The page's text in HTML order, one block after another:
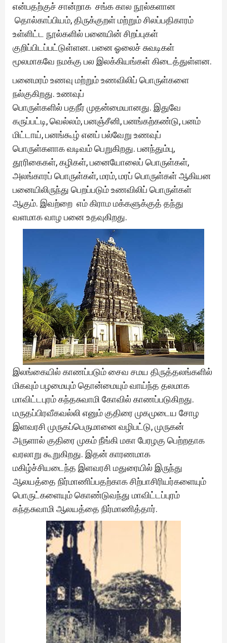
என்பதற்குச் சான்றாக சங்க கால நூல்களான
தொல்காப்பியம், திருக்குறள் மற்றும் சிலப்பதிகாரம்
உள்ளிட்ட நூல்களில் பனையின் சிறப்புகள்
குறிப்பிடப்பட்டுள்ளன. பனை ஓலைச் சுவடிகள்
மூலமாகவே நமக்கு பல இலக்கியங்கள் கிடைத்துள்ளன.
பனைமரம் உணவு மற்றும் உணவிலிப் பொருள்களை
நல்குகிறது. உணவுப்
பொருள்களில் பதநீர் முதன்மையானது. இதுவே
கருப்பட்டி, வெல்லம், பனஞ்சீனி, பனங்கற்கண்டு, பனம்
மிட்டாய், பனங்கூழ் எனப் பல்வேறு உணவுப்
பொருள்களாக வடிவம் பெறுகிறது. பனந்தும்பு,
தூரிகைகள், கழிகள், பனையோலைப் பொருள்கள்,
அலங்காரப் பொருள்கள், மரம், மரப் பொருள்கள் ஆகியன
பனையிலிருந்து பெறப்படும் உணவிலிப் பொருள்கள்
ஆகும். இவற்றை எம் கிராம மக்களுக்குத் தந்து
வளமாக வாழ பனை உதவுகிறது.
இலங்கையில் காணப்படும் சைவ சமய திருத்தலங்களில்
மிகவும் பழமையும் தொன்மையும் வாய்ந்த தலமாக
மாவிட்டபுரம் கந்தசுவாமி கோவில் காணப்படுகிறது.
மருதப்பிரவீகவல்லி எனும் குதிரை முகமுடைய சோழ
இளவரசி முருகப்பெருமானை வழிபட்டு, முருகன்
அருளால் குதிரை முகம் நீங்கி மகா பேரழகு பெற்றதாக
வரலாறு கூறுகிறது. இதன் காரணமாக
மகிழ்ச்சியடைந்த இளவரசி மதுரையில் இருந்து
ஆலயத்தை நிர்மாணிப்பதற்காக சிற்பாசிரியர்களையும்
பொருட்களையும் கொண்டுவந்து மாவிட்டப்புரம்
கந்தசுவாமி ஆலயத்தை நிர்மாணித்தார்.